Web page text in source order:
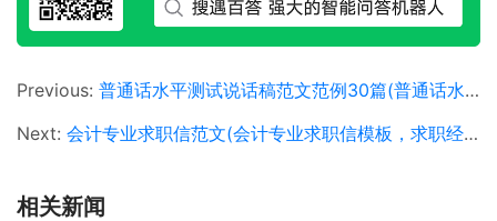
Previous: 普通话水平测试说话稿范文范例30篇(普通话水平测试 说话稿范文 范例30篇)
Next: 会计专业求职信范文(会计专业求职信模板，求职经验分享，写求职信的技巧)
相关新闻